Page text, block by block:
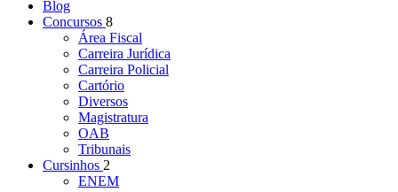
Blog
Concursos 8
Área Fiscal
Carreira Jurídica
Carreira Policial
Cartório
Diversos
Magistratura
OAB
Tribunais
Cursinhos 2
ENEM